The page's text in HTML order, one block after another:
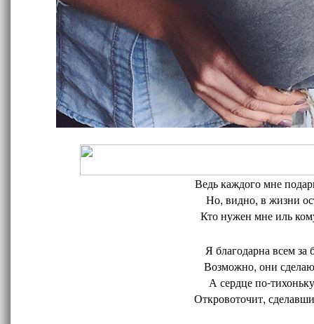
Ведь каждого мне
Но, видно, в жизни
Кто нужен мне иль
Я благодарна всем за
Возможно, они
А сердце по-
Откровоточит,